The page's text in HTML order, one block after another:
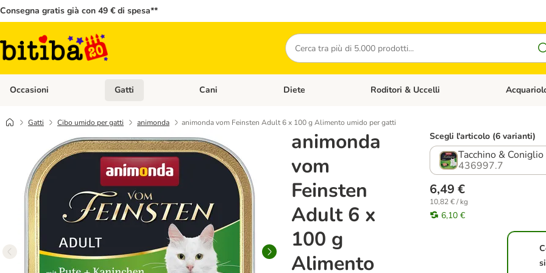
Consegna gratis già con 49 € di spesa**
Cerca
Occasioni Apri Menù Categoria: Occasioni
Gatti Apri Menù Categoria: Gatti
Cani Apri Menù Categoria: Cani
Diete Apri Menù Categoria: Diete
Roditori & Uccelli Apri Menù
Gatti Cibo umido per gatti animonda animonda vom Feinsten Adult 6 x 100 g Alimento umido per gatti
animonda
vom
Feinsten
Adult 6 x
100 g
Alimento
Scegli l'articolo (6 varianti)
Tacchino & Coniglio
436997.7
6,49 €
10,82 € / kg
6,10 €